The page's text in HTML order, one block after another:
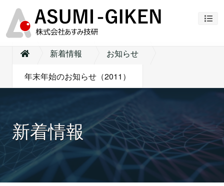
ナビ
新着情報
お知らせ
年末年始のお知らせ（2011）
新着情報